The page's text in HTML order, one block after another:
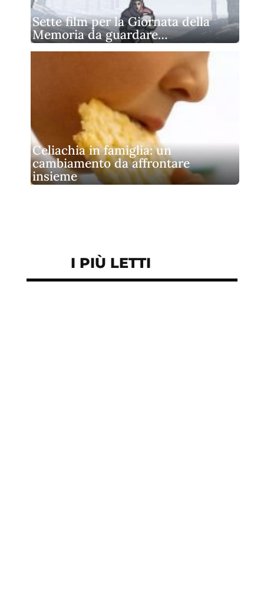
Sette film per la Giornata della
Memoria da guardare…
Celiachia in famiglia: un
cambiamento da affrontare
insieme
I PIÙ LETTI